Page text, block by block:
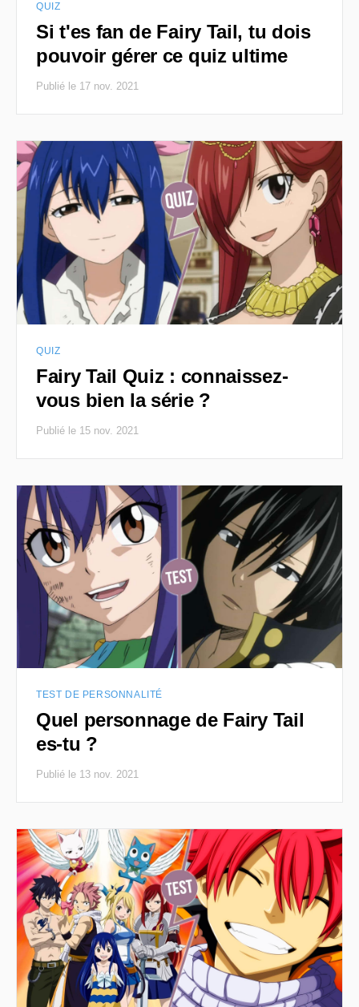
QUIZ
Si t'es fan de Fairy Tail, tu dois
pouvoir gérer ce quiz ultime
Publié le 17 nov. 2021
QUIZ
Fairy Tail Quiz : connaissez-
vous bien la série ?
Publié le 15 nov. 2021
TEST DE PERSONNALITÉ
Quel personnage de Fairy Tail
es-tu ?
Publié le 13 nov. 2021